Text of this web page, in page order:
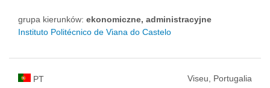
grupa kierunków: ekonomiczne, administracyjne
Instituto Politécnico de Viana do Castelo
PT Viseu, Portugalia